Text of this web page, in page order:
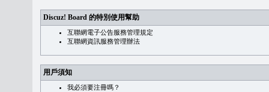
Discuz! Board 的特別使用幫助
互聯網電子公告服務管理規定
互聯網資訊服務管理辦法
用戶須知
我必須要注冊嗎？